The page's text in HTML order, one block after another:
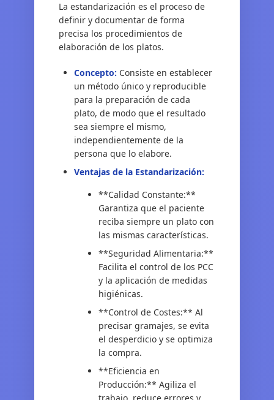
La estandarización es el proceso de
definir y documentar de forma
precisa los procedimientos de
elaboración de los platos.
Concepto: Consiste en establecer
un método único y reproducible
para la preparación de cada
plato, de modo que el resultado
sea siempre el mismo,
independientemente de la
persona que lo elabore.
Ventajas de la Estandarización:
**Calidad Constante:**
Garantiza que el paciente
reciba siempre un plato con
las mismas características.
**Seguridad Alimentaria:**
Facilita el control de los PCC
y la aplicación de medidas
higiénicas.
**Control de Costes:** Al
precisar gramajes, se evita
el desperdicio y se optimiza
la compra.
**Eficiencia en
Producción:** Agiliza el